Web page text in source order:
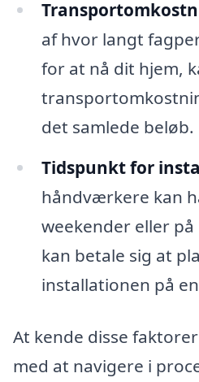
af hvor langt
for at nå dit hjem,
det samlede beløb.
Tidspunkt for
håndværkere kan
weekender eller
kan betale sig at
installationen på
At kende disse
med at navigere i